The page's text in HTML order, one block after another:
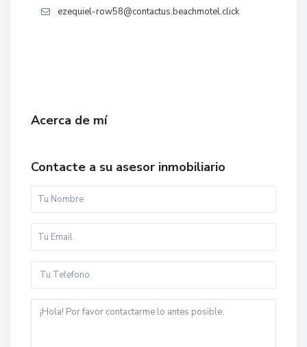
ezequiel-row58@contactus.beachmotel.click
Acerca de mí
Contacte a su asesor inmobiliario